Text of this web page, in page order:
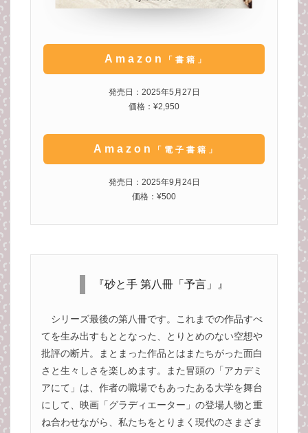
Amazon 「書籍」
発売日：2025年5月27日
価格：¥2,950
Amazon 「電子書籍」
発売日：2025年9月24日
価格：¥500
『砂と手 第八冊「予言」』
シリーズ最後の第八冊です。これまでの作品すべ
てを生み出すもととなった、とりとめのない空想や
批評の断片。まとまった作品とはまたちがった面白
さと生々しさを楽しめます。また冒頭の「アカデミ
アにて」は、作者の職場でもあったある大学を舞台
にして、映画「グラディエーター」の登場人物と重
ね合わせながら、私たちをとりまく現代のさまざま